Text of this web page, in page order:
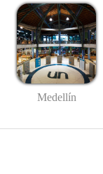
Medellín